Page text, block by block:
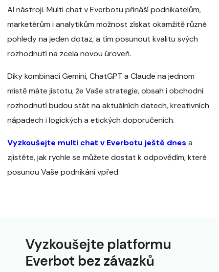
AI nástroji. Multi chat v Everbotu přináší podnikatelům,
marketérům i analytikům možnost získat okamžitě různé
pohledy na jeden dotaz, a tím posunout kvalitu svých
rozhodnutí na zcela novou úroveň.
Díky kombinaci Gemini, ChatGPT a Claude na jednom
místě máte jistotu, že Vaše strategie, obsah i obchodní
rozhodnutí budou stát na aktuálních datech, kreativních
nápadech i logických a etických doporučeních.
Vyzkoušejte multi chat v Everbotu ještě dnes a
zjistěte, jak rychle se můžete dostat k odpovědím, které
posunou Vaše podnikání vpřed.
Vyzkoušejte platformu
Everbot bez závazků